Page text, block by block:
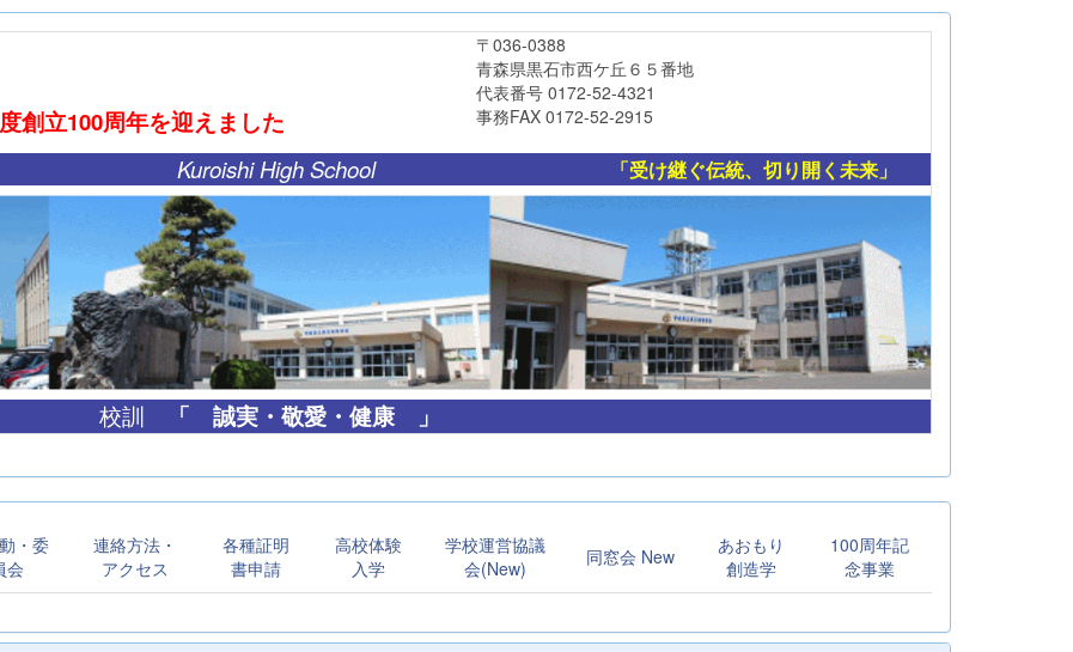
創立100周年を迎えました
〒036-0388
青森県黒石市西ケ丘６５番地
代表番号 0172-52-4321
事務FAX 0172-52-2915
Kuroishi High School 「受け継ぐ伝統、切り開く未来」
校訓 「 誠実・敬愛・健康 」
・委
会
連絡方法・
アクセス
各種証明
書申請
高校体験
入学
学校運営協議
会(New)
同窓会 New
あおもり
創造学
100周年記
念事業